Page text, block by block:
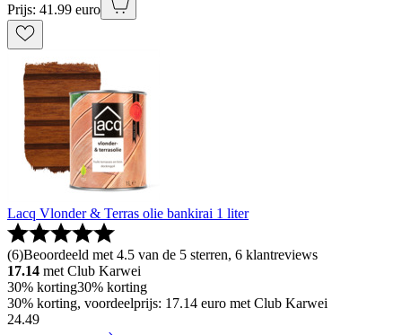
Prijs: 41.99 euro
Lacq Vlonder & Terras olie bankirai 1 liter
(6)Beoordeeld met 4.5 van de 5 sterren, 6 klantreviews
17.14 met Club Karwei
30% korting30% korting
30% korting, voordeelprijs: 17.14 euro met Club Karwei
24.49